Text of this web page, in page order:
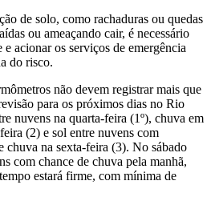
de solo, como rachaduras ou quedas
ou ameaçando cair, é necessário
acionar os serviços de emergência
do risco.
não devem registrar mais que
para os próximos dias no Rio
nuvens na quarta-feira (1º), chuva em
(2) e sol entre nuvens com
chuva na sexta-feira (3). No sábado
com chance de chuva pela manhã,
estará firme, com mínima de